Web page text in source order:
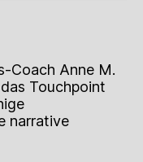
Coach Anne M.
Touchpoint
narrative